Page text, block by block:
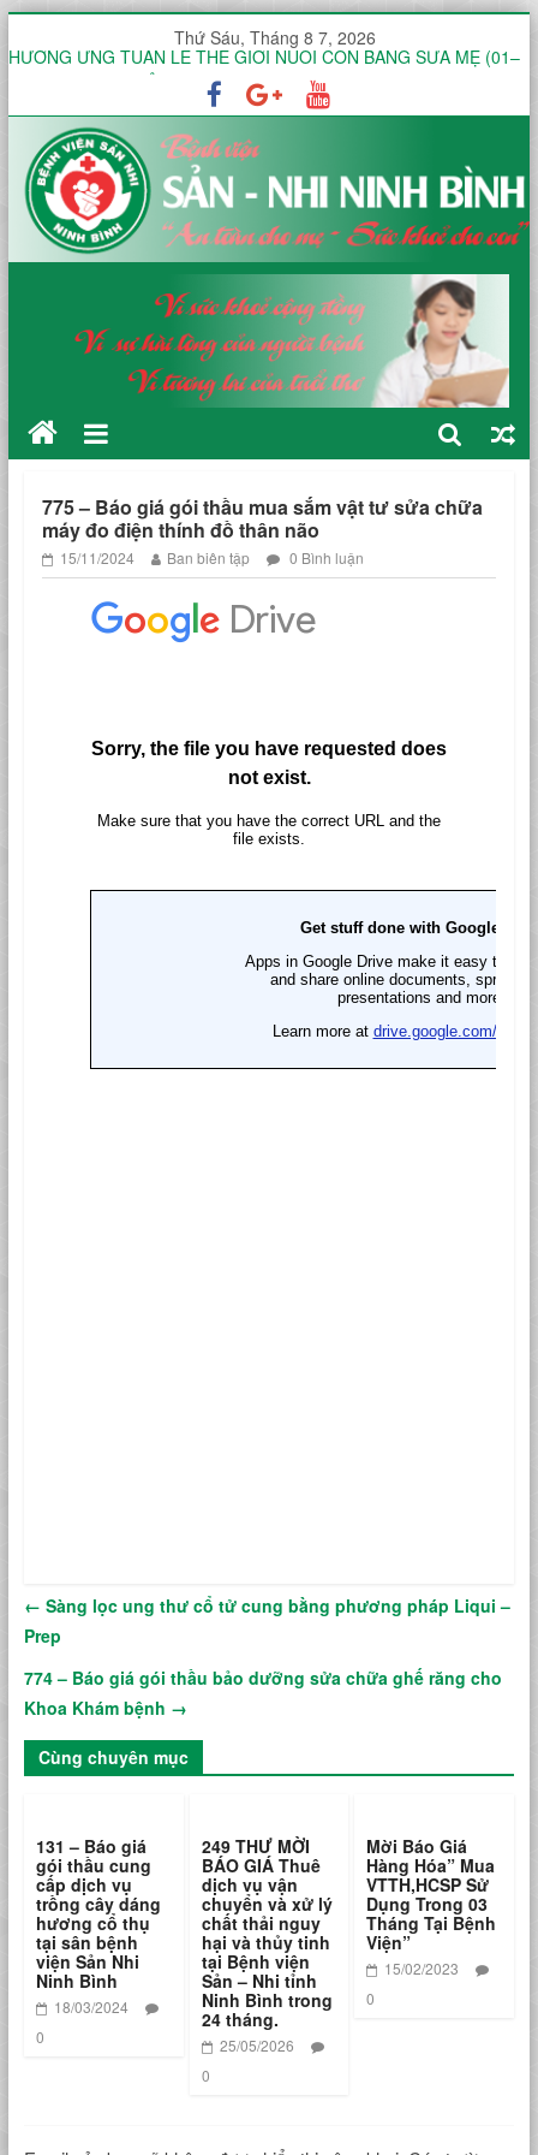
Thứ Sáu, Tháng 8 7, 2026
HƯỞNG ỨNG TUẦN LỄ THẾ GIỚI NUÔI CON BẰNG SỮA MẸ (01–
Công văn V/v báo giá Thuê dịch vụ chứng thực chữ ký số
KHOA ĐIỀU TRỊ YÊU CẦU HƯỞNG ỨNG TUẦN LỄ THẾ GIỚI NUÔI
CON BẰNG SỮA MẸ NĂM 2026
KHOA SẢN THƯỜNG HƯỞNG ỨNG TUẦN LỄ THẾ GIỚI NUÔI CON
BẰNG SỮA MẸ NĂM 2026
451 THƯ MỜI KHẢO SÁT VÀ BÁO GIÁ Dịch vụ diệt gián tại Bệnh
viện Sản -Nhi tỉnh Ninh Bình trong 12 tháng
775 – Báo giá gói thầu mua sắm vật tư sửa chữa
máy đo điện thính đồ thân não
15/11/2024 Ban biên tập 0 Bình luận
← Sàng lọc ung thư cổ tử cung bằng phương pháp Liqui –
Prep
774 – Báo giá gói thầu bảo dưỡng sửa chữa ghế răng cho
Khoa Khám bệnh →
Cùng chuyên mục
131 – Báo giá
gói thầu cung
cấp dịch vụ
trồng cây dáng
hương cổ thụ
tại sân bệnh
viện Sản Nhi
Ninh Bình
18/03/2024
0
249 THƯ MỜI
BÁO GIÁ Thuê
dịch vụ vận
chuyển và xử lý
chất thải nguy
hại và thủy tinh
tại Bệnh viện
Sản – Nhi tỉnh
Ninh Bình trong
24 tháng.
25/05/2026
0
Mời Báo Giá
Hàng Hóa” Mua
VTTH,HCSP Sử
Dụng Trong 03
Tháng Tại Bệnh
Viện”
15/02/2023
0